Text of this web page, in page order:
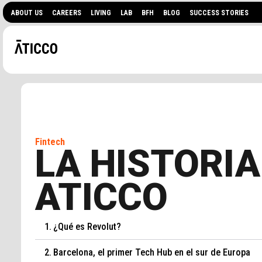
ABOUT US CAREERS LIVING LAB BFH BLOG SUCCESS STORIES
Fintech
LA
ATICCO
¿Qué es Revolut?
Barcelona, el primer Tech Hub en el sur de Europa
¿BUSCAS UN ESPACIO
EVENTOS?